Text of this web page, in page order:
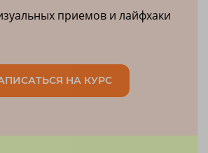
приемов и лайфхаки
НА КУРС